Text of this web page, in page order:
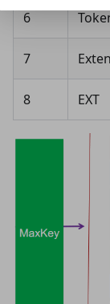
6
7
8 EXT